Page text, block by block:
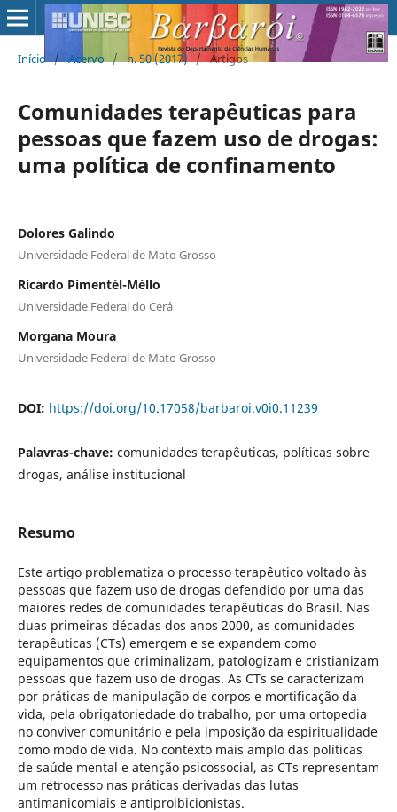
Início / Acervo / n. 50 (2017) / Artigos
Comunidades terapêuticas para
pessoas que fazem uso de drogas:
uma política de confinamento
Dolores Galindo
Universidade Federal de Mato Grosso
Ricardo Pimentél-Méllo
Universidade Federal do Cerá
Morgana Moura
Universidade Federal de Mato Grosso
DOI: https://doi.org/10.17058/barbaroi.v0i0.11239
Palavras-chave: comunidades terapêuticas, políticas sobre
drogas, análise institucional
Resumo
Este artigo problematiza o processo terapêutico voltado às
pessoas que fazem uso de drogas defendido por uma das
maiores redes de comunidades terapêuticas do Brasil. Nas
duas primeiras décadas dos anos 2000, as comunidades
terapêuticas (CTs) emergem e se expandem como
equipamentos que criminalizam, patologizam e cristianizam
pessoas que fazem uso de drogas. As CTs se caracterizam
por práticas de manipulação de corpos e mortificação da
vida, pela obrigatoriedade do trabalho, por uma ortopedia
no conviver comunitário e pela imposição da espiritualidade
como modo de vida. No contexto mais amplo das políticas
de saúde mental e atenção psicossocial, as CTs representam
um retrocesso nas práticas derivadas das lutas
antimanicomiais e antiproibicionistas.